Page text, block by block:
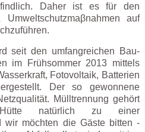
Daher ist es für den
Umweltschutzmaβnahmen auf
seit den umfangreichen Bau-
im Frühsommer 2013 mittels
Fotovoltaik, Batterien
Der so gewonnene
Mülltrennung gehört
natürlich zu einer
wir möchten die Gäste bitten -